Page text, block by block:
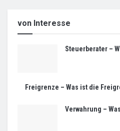
von Interesse
Steuerberater –
Freigrenze – Was ist die
Verwahrung –